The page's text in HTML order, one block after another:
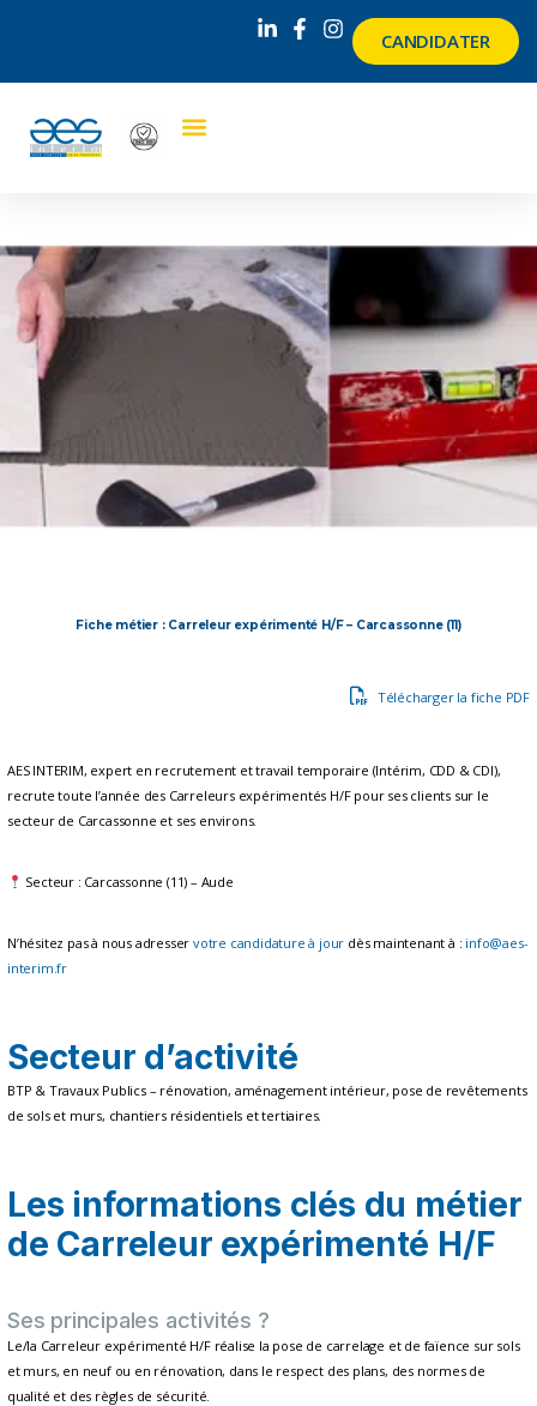
CANDIDATER
Fiche métier : Carreleur expérimenté H/F – Carcassonne (11)
Télécharger la fiche PDF
AES INTERIM, expert en recrutement et travail temporaire (Intérim, CDD & CDI),
recrute toute l’année des Carreleurs expérimentés H/F pour ses clients sur le
secteur de Carcassonne et ses environs.
Secteur : Carcassonne (11) – Aude
N’hésitez pas à nous adresservotre candidature à jour dès maintenant à : info@aes-
interim.fr
Secteur d’activité
BTP & Travaux Publics – rénovation, aménagement intérieur, pose de revêtements
de sols et murs, chantiers résidentiels et tertiaires.
Les informations clés du métier
de Carreleur expérimenté H/F
Ses principales activités ?
Le/la Carreleur expérimenté H/F réalise la pose de carrelage et de faïence sur sols
et murs, en neuf ou en rénovation, dans le respect des plans, des normes de
qualité et des règles de sécurité.